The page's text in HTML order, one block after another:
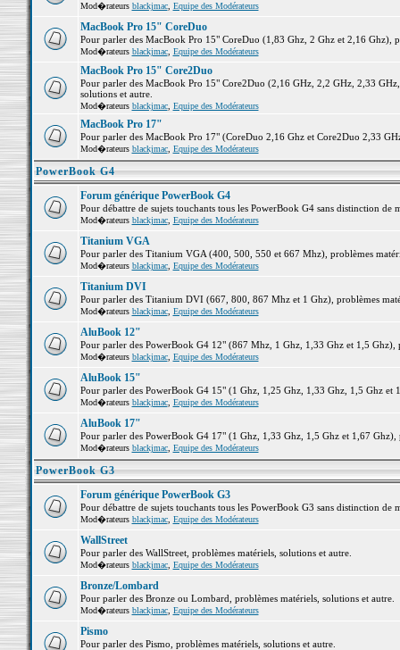
Mod�rateurs blackjmac, Equipe des Modérateurs
MacBook Pro 15" CoreDuo
Pour parler des MacBook Pro 15" CoreDuo (1,83 Ghz, 2 Ghz et 2,16 Ghz),
Mod�rateurs blackjmac, Equipe des Modérateurs
MacBook Pro 15" Core2Duo
Pour parler des MacBook Pro 15" Core2Duo (2,16 GHz, 2,2 GHz, 2,33
solutions et autre.
Mod�rateurs blackjmac, Equipe des Modérateurs
MacBook Pro 17"
Pour parler des MacBook Pro 17" (CoreDuo 2,16 Ghz et Core2Duo 2,33
Mod�rateurs blackjmac, Equipe des Modérateurs
PowerBook G4
Forum générique PowerBook G4
Pour débattre de sujets touchants tous les PowerBook G4 sans distinction de
Mod�rateurs blackjmac, Equipe des Modérateurs
Titanium VGA
Pour parler des Titanium VGA (400, 500, 550 et 667 Mhz), problèmes
Mod�rateurs blackjmac, Equipe des Modérateurs
Titanium DVI
Pour parler des Titanium DVI (667, 800, 867 Mhz et 1 Ghz), problèmes
Mod�rateurs blackjmac, Equipe des Modérateurs
AluBook 12"
Pour parler des PowerBook G4 12" (867 Mhz, 1 Ghz, 1,33 Ghz et 1,5 Ghz),
Mod�rateurs blackjmac, Equipe des Modérateurs
AluBook 15"
Pour parler des PowerBook G4 15" (1 Ghz, 1,25 Ghz, 1,33 Ghz, 1,5 Ghz et
Mod�rateurs blackjmac, Equipe des Modérateurs
AluBook 17"
Pour parler des PowerBook G4 17" (1 Ghz, 1,33 Ghz, 1,5 Ghz et 1,67 Ghz),
Mod�rateurs blackjmac, Equipe des Modérateurs
PowerBook G3
Forum générique PowerBook G3
Pour débattre de sujets touchants tous les PowerBook G3 sans distinction de
Mod�rateurs blackjmac, Equipe des Modérateurs
WallStreet
Pour parler des WallStreet, problèmes matériels, solutions et autre.
Mod�rateurs blackjmac, Equipe des Modérateurs
Bronze/Lombard
Pour parler des Bronze ou Lombard, problèmes matériels, solutions et autre.
Mod�rateurs blackjmac, Equipe des Modérateurs
Pismo
Pour parler des Pismo, problèmes matériels, solutions et autre.